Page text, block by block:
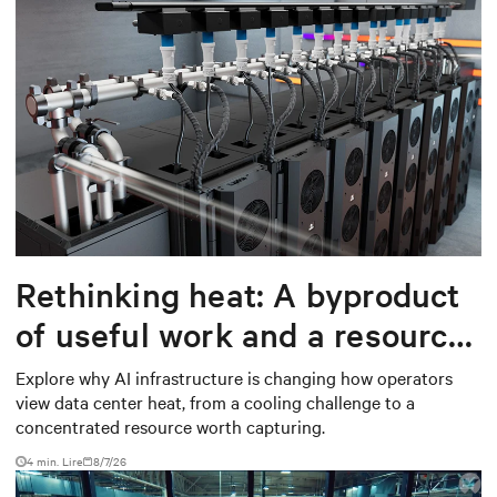
Rethinking heat: A byproduct
of useful work and a resource
worth capturing
Explore why AI infrastructure is changing how operators
view data center heat, from a cooling challenge to a
concentrated resource worth capturing.
4 min. Lire 8/7/26